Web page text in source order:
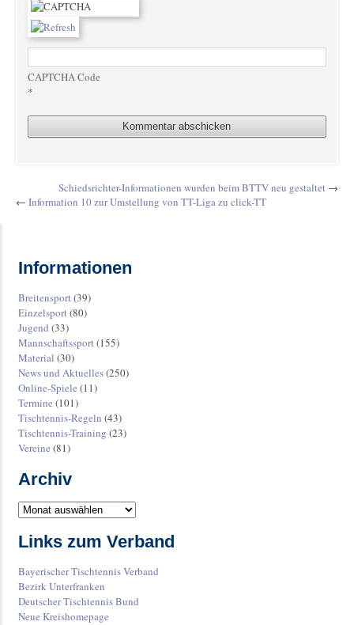
CAPTCHA Code
*
Schiedsrichter-Informationen wurden beim BTTV neu gestaltet →
← Information 10 zur Umstellung von TT-Liga zu click-TT
Informationen
Breitensport(39)
Einzelsport(80)
Jugend (33)
Mannschaftssport(155)
Material (30)
News und Aktuelles(250)
Online-Spiele (11)
Termine (101)
Tischtennis-Regeln (43)
Tischtennis-Training (23)
Vereine (81)
Archiv
Links zum Verband
Bayerischer Tischtennis Verband
Bezirk Unterfranken
Deutscher Tischtennis Bund
Neue Kreishomepage